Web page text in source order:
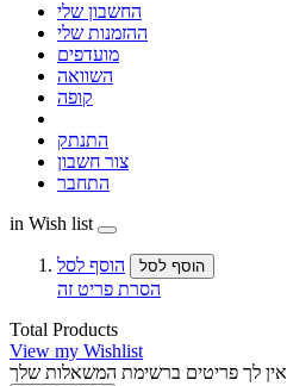
החשבון שלי
ההזמנות שלי
מועדפים
השוואה
קופה
התנתק
צור חשבון
התחבר
in Wish list
הוסף לסל הוסף לסל
הסרת פריט זה
Total Products
View my Wishlist
אין לך פריטים ברשימת המשאלות שלך